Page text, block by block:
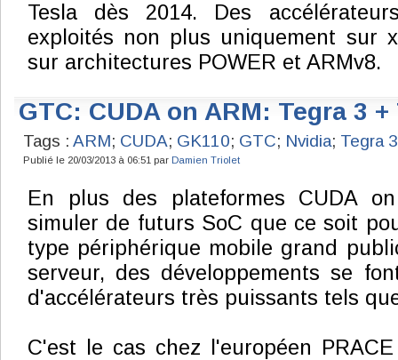
Tesla dès 2014. Des
exploités non plus uniquement sur
sur architectures POWER et ARMv8.
GTC: CUDA on ARM: Tegra 3 +
Tags : ARM; CUDA; GK110; GTC; Nvidia; Tegra 3
Publié le 20/03/2013 à 06:51 par Damien Triolet
En plus des plateformes CUDA
simuler de futurs SoC que ce soit
type périphérique mobile grand
serveur, des développements se
d'accélérateurs très puissants tels
C'est le cas chez l'européen